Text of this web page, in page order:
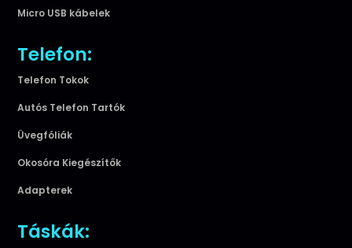
Micro USB kábelek
Telefon:
Telefon Tokok
Autós Telefon Tartók
Üvegfóliák
Okosóra Kiegészítők
Adapterek
Táskák: